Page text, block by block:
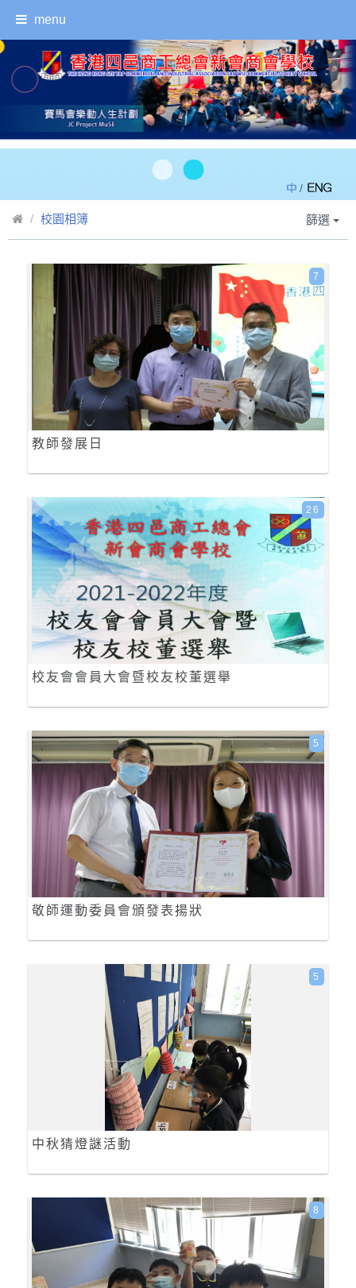
menu
/
校園相簿 篩選
教師發展日
7
校友會會員大會暨校友校董選舉
26
敬師運動委員會頒發表揚狀
5
中秋猜燈謎活動
5
8